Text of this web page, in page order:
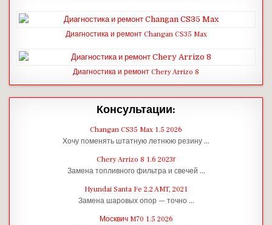
Диагностика и ремонт Changan CS35 Max
Диагностика и ремонт Chery Arrizo 8
Консультации:
Changan CS35 Max 1.5 2026
Хочу поменять штатную летнюю резину …
Chery Arrizo 8 1.6 2023г
Замена топливного фильтра и свечей …
Hyundai Santa Fe 2.2 AMT, 2021
Замена шаровых опор — точно …
Москвич M70 1.5 2026